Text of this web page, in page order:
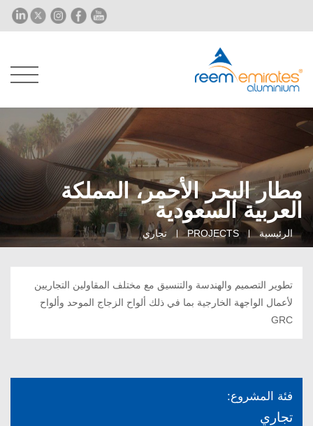
مطار البحر الأحمر، المملكة
العربية السعودية
الرئيسية PROJECTS تجاري
تطوير التصميم والهندسة والتنسيق مع مختلف المقاولين التجاريين
لأعمال الواجهة الخارجية بما في ذلك ألواح الزجاج الموحد وألواح
GRC
فئة المشروع:
تجاري